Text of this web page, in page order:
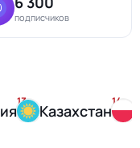
подписчиков
13
Казахстан
14